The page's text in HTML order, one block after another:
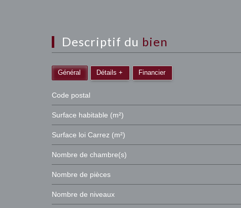
descriptif du bien
Général Détails + Financier
Code postal
Surface habitable (m²)
Surface loi Carrez (m²)
Nombre de chambre(s)
Nombre de pièces
Nombre de niveaux